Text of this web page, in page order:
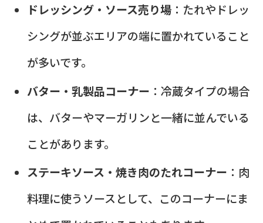
ドレッシング・ソース売り場：たれやドレッ
シングが並ぶエリアの端に置かれていること
が多いです。
バター・乳製品コーナー ：冷蔵タイプの場合
は、バターやマーガリンと一緒に並んでいる
ことがあります。
ステーキソース・焼き肉のたれコーナー ：肉
料理に使うソースとして、このコーナーにま